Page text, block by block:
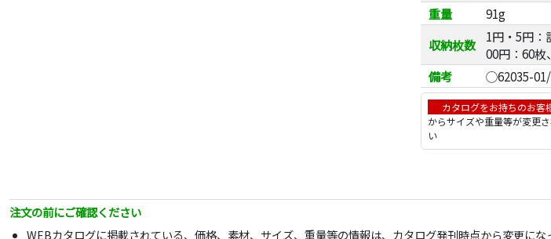
重量
91g
収納枚数
1円・5円：
00円：60枚
備考
◯62035-01/
カタログをお持ちのお客
からサイズや重量等が変更
い
注文の前にご確認ください
WEBカタログに掲載されている、価格、素材、サイズ、重量等の情報は、カタログ発刊時点から変更に